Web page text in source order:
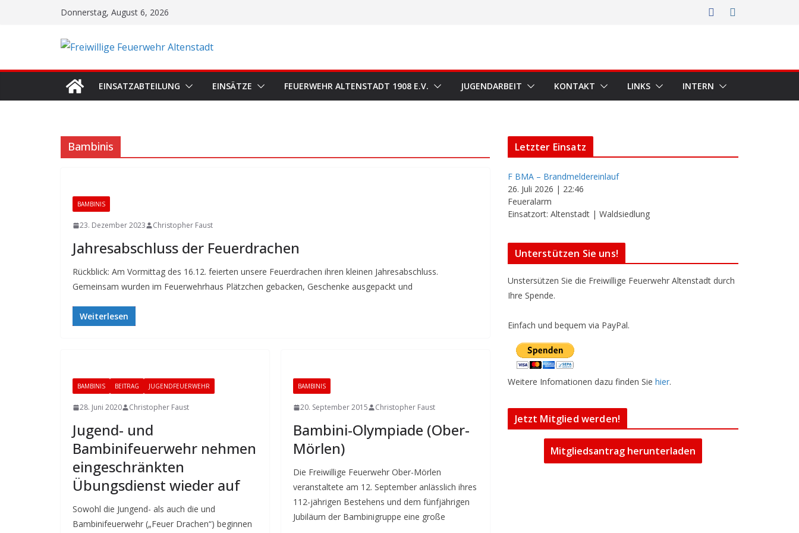
Donnerstag, August 6, 2026
EINSATZABTEILUNG EINSÄTZE FEUERWEHR ALTENSTADT 1908 E.V. JUGENDARBEIT KONTAKT LINKS INTERN
Bambinis
BAMBINIS
23. Dezember 2023 Christopher Faust
Jahresabschluss der Feuerdrachen
Rückblick: Am Vormittag des 16.12. feierten unsere Feuerdrachen ihren kleinen Jahresabschluss.
Gemeinsam wurden im Feuerwehrhaus Plätzchen gebacken, Geschenke ausgepackt und
Weiterlesen
BAMBINIS BEITRAG JUGENDFEUERWEHR
28. Juni 2020 Christopher Faust
Jugend- und
Bambinifeuerwehr nehmen
eingeschränkten
Übungsdienst wieder auf
Sowohl die Jungend- als auch die und
Bambinifeuerwehr („Feuer Drachen“) beginnen
BAMBINIS
20. September 2015 Christopher Faust
Bambini-Olympiade (Ober-
Mörlen)
Die Freiwillige Feuerwehr Ober-Mörlen
veranstaltete am 12. September anlässlich ihres
112-jährigen Bestehens und dem fünfjährigen
Jubiläum der Bambinigruppe eine große
Letzter Einsatz
F BMA – Brandmeldereinlauf
26. Juli 2026 | 22:46
Feueralarm
Einsatzort: Altenstadt | Waldsiedlung
Unterstützen Sie uns!
Unstersützen Sie die Freiwillige Feuerwehr Altenstadt durch
Ihre Spende.
Einfach und bequem via PayPal.
Weitere Infomationen dazu finden Sie hier.
Jetzt Mitglied werden!
Mitgliedsantrag herunterladen